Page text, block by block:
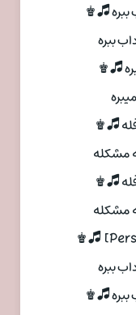
ببره 🎜♚
ببره
🎜♚
🎜♚
مشکله
🎜♚
مشکله
ببره
ببره 🎜♚